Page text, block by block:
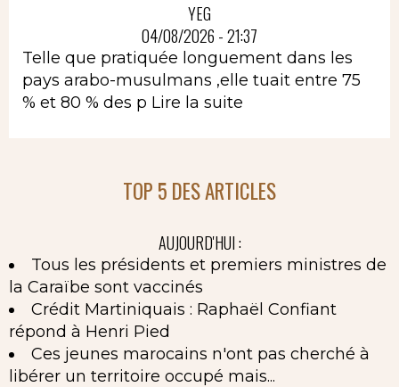
YEG
04/08/2026 - 21:37
Telle que pratiquée longuement dans les
pays arabo-musulmans ,elle tuait entre 75
% et 80 % des p Lire la suite
TOP 5 DES ARTICLES
AUJOURD'HUI :
Tous les présidents et premiers ministres de
la Caraïbe sont vaccinés
Crédit Martiniquais : Raphaël Confiant
répond à Henri Pied
Ces jeunes marocains n'ont pas cherché à
libérer un territoire occupé mais...